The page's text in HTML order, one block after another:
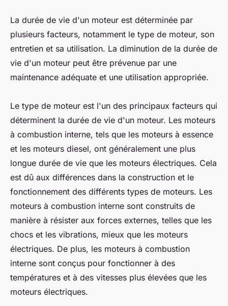
La durée de vie d'un moteur est déterminée par
plusieurs facteurs, notamment le type de moteur, son
entretien et sa utilisation. La diminution de la durée de
vie d'un moteur peut être prévenue par une
maintenance adéquate et une utilisation appropriée.
Le type de moteur est l'un des principaux facteurs qui
déterminent la durée de vie d'un moteur. Les moteurs
à combustion interne, tels que les moteurs à essence
et les moteurs diesel, ont généralement une plus
longue durée de vie que les moteurs électriques. Cela
est dû aux différences dans la construction et le
fonctionnement des différents types de moteurs. Les
moteurs à combustion interne sont construits de
manière à résister aux forces externes, telles que les
chocs et les vibrations, mieux que les moteurs
électriques. De plus, les moteurs à combustion
interne sont conçus pour fonctionner à des
températures et à des vitesses plus élevées que les
moteurs électriques.